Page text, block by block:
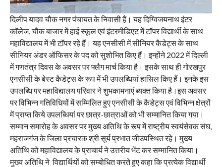
दिलीप यादव चौक नगर पंचायत के निवासी हैं। यह दिग्विजयनाथ इंटर
कॉलेज, चौक बाजार में हाई स्कूल एवं इंटरमीडिएट में टॉपर विद्यार्थी के साथ
महाविद्यालय में भी टॉपर रहे हैं। यह एनसीसी में सीनियर कैडेट्स के साथ
सीनियर अंडर ऑफिसर के पद को सुशोभित किए हैं। इन्होंने 2022 में दिल्ली
में गणतंत्र दिवस के अवसर पर फ्लैग मार्च किया है। इसके साथ ही गोरखपुर
एनसीसी के बेस्ट कैडेट्स के रूप में भी उपलब्धियां हासिल किए हैं। इनके इस
उपलब्धि पर महाविद्यालय परिवार ने शुभकामनाएं ब्यक्त किया है।इस अवसर
पर विभिन्न गतिविधियों में सम्मिलित हुए एनसीसी के कैडेट्स एवं विभिन्न क्षेत्रों
में प्राप्त किये उपलब्धियां पर छात्र-छात्राओं को भी सम्मानित किया गया।
सम्मान समारोह के अवसर पर मुख्य अतिथि के रूप में राष्ट्रीय स्वयंसेवक संघ,
महराजगंज के जिला प्रचारक श्री सूर्य प्रभात जीउपस्थित रहे। मुख्य
अतिथि को महाविद्यालय के प्राचार्य ने उत्तरीय भेंट कर सम्मानित किया।
मुख्य अतिथि ने विद्यार्थियों को सम्बोधित करते हुए कहा कि प्रत्येक विद्यार्थी